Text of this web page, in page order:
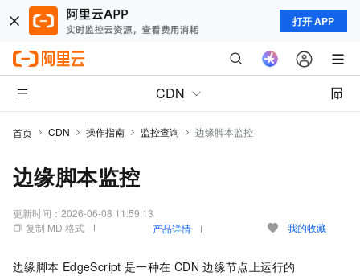
打开 APP
CDN
首页 CDN 操作指南 监控查询 边缘脚本监控
边缘脚本监控
更新时间： 2026-06-08 11:59:13
复制 MD 格式
产品详情 我的收藏
边缘脚本 EdgeScript 是一种在 CDN 边缘节点上运行的